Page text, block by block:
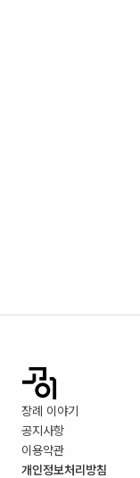
장례 이야기
공지사항
이용약관
개인정보처리방침